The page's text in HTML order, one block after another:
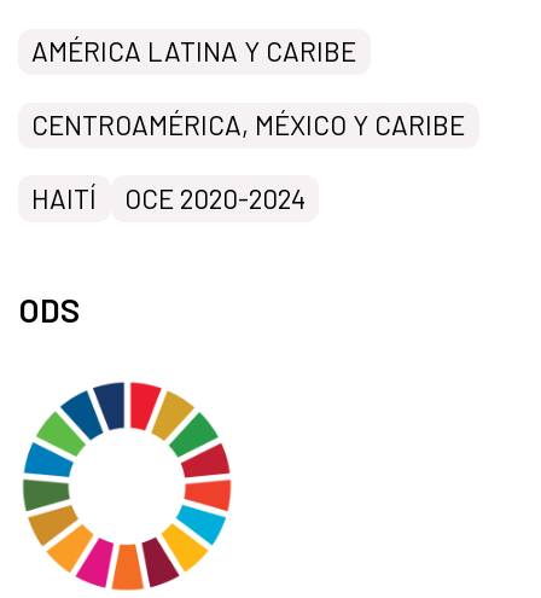
AMÉRICA LATINA Y CARIBE
CENTROAMÉRICA, MÉXICO Y CARIBE
HAITÍ OCE 2020-2024
ODS